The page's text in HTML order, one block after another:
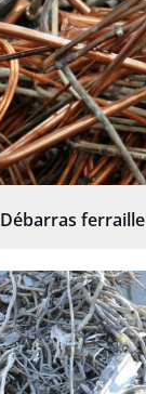
Débarras ferraille